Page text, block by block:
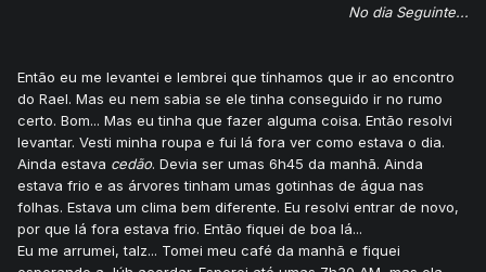
No dia Seguinte...
Então eu me levantei e lembrei que tínhamos que ir ao encontro
do Rael. Mas eu nem sabia se ele tinha conseguido ir no rumo
certo. Bom... Mas eu tinha que fazer alguma coisa. Então resolvi
levantar. Vesti minha roupa e fui lá fora ver como estava o dia.
Ainda estava cedão. Devia ser umas 6h45 da manhã. Ainda
estava frio e as árvores tinham umas gotinhas de água nas
folhas. Estava um clima bem diferente. Eu resolvi entrar de novo,
por que lá fora estava frio. Então fiquei de boa lá...
Eu me arrumei, talz... Tomei meu café da manhã e fiquei